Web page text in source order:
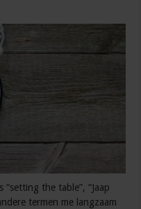
the table”, “Jaap
termen me langzaam